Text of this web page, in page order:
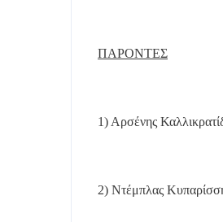
ΠΑΡΟΝΤΕΣ
1) Αρσένης
2) Ντέμπλας